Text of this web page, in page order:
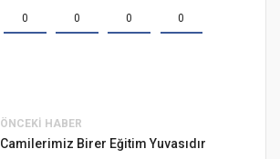
0 0 0 0
ÖNCEKI HABER
Camilerimiz Birer Eğitim Yuvasıdır